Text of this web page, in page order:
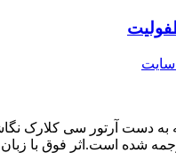
سایت
به دست آرتور سی کلارک
شده است.اثر فوق با